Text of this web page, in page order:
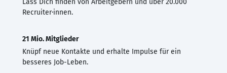
Recruiter·innen.
21 Mio. Mitglieder
Knüpf neue Kontakte und erhalte Impulse für ein
besseres Job-Leben.